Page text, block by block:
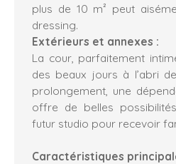
plus de 10 m² peut
dressing.
Extérieurs et annexes :
La cour, parfaitement
des beaux jours à l’abri
prolongement, une
offre de belles
futur studio pour recevoir
Caractéristiques